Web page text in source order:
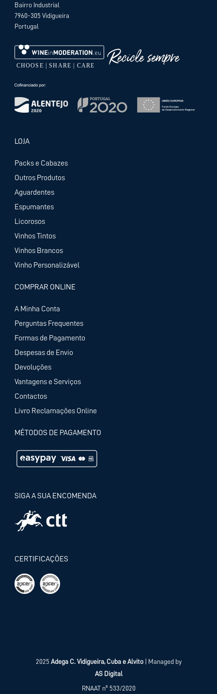
Bairro Industrial
7960-305 Vidigueira
Portugal
LOJA
Packs e Cabazes
Outros Produtos
Aguardentes
Espumantes
Licorosos
Vinhos Tintos
Vinhos Brancos
Vinho Personalizável
COMPRAR ONLINE
A Minha Conta
Perguntas Frequentes
Formas de Pagamento
Despesas de Envio
Devoluções
Vantagens e Serviços
Contactos
Livro Reclamações Online
MÉTODOS DE PAGAMENTO
SIGA A SUA ENCOMENDA
CERTIFICAÇÕES
2025 Adega C. Vidigueira, Cuba e Alvito| Managed by
AS Digital
RNAAT nº 533/2020